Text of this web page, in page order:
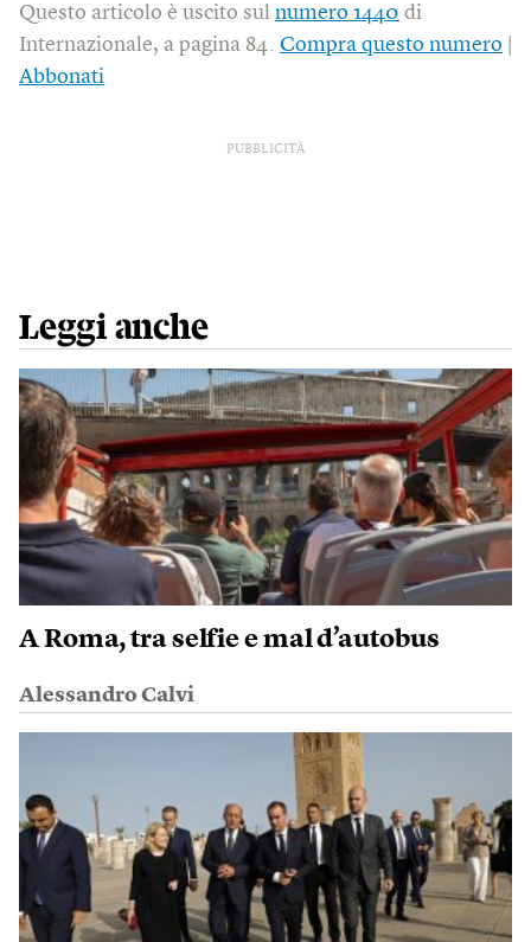
Questo articolo è uscito sul numero 1440 di
Internazionale, a pagina 84. Compra questo numero
Abbonati
PUBBLICITÀ
Leggi anche
A Roma, tra selfie e mal d’autobus
Alessandro Calvi